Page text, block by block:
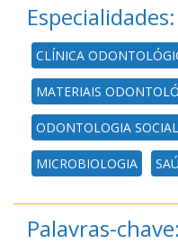
Especialidades:
CLÍNICA
MATERIAIS
ODONTOLOGIA
MICROBIOLOGIA
Palavras-chave: